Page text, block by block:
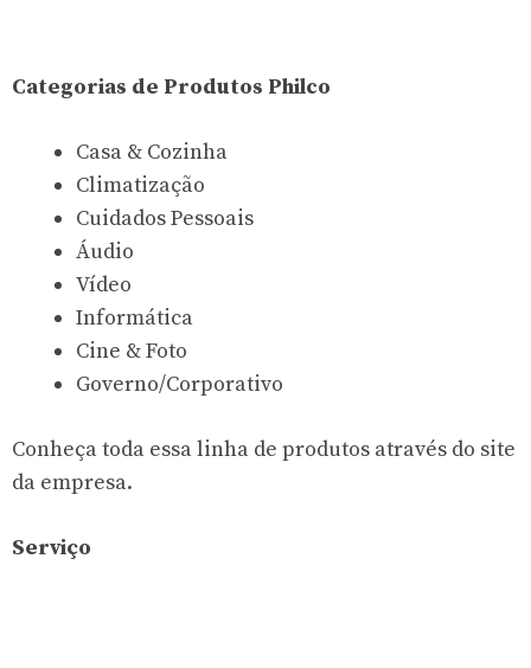
Categorias de Produtos Philco
Casa & Cozinha
Climatização
Cuidados Pessoais
Áudio
Vídeo
Informática
Cine & Foto
Governo/Corporativo
Conheça toda essa linha de produtos através do site
da empresa.
Serviço